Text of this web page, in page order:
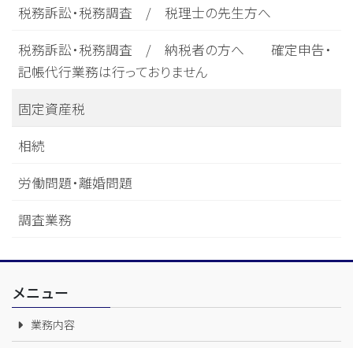
税務訴訟・税務調査 / 税理士の先生方へ
税務訴訟・税務調査 / 納税者の方へ 確定申告・
記帳代行業務は行っておりません
固定資産税
相続
労働問題・離婚問題
調査業務
メニュー
業務内容